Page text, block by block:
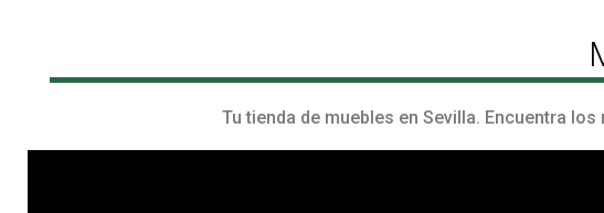
Tu tienda de muebles en Sevilla. Encuentra